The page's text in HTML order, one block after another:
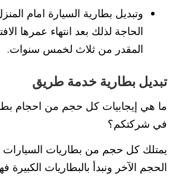
وتبديل بطارية السيارة امام
الحاجة لذلك بعد انتهاء عمرها
المقدر من ثلاث لخمس سنوات.
تبديل بطارية خدمة طريق
ما هي إيجابيات كل حجم من احجام
في شركتكم؟
يمتلك كل حجم من بطاريات
الحجم الآخر ونبدأ بالبطاريات